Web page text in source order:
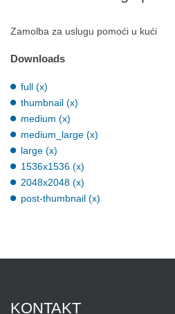
Zamolba za uslugu pomoći u kući
Downloads
full (x)
thumbnail (x)
medium (x)
medium_large (x)
large (x)
1536x1536 (x)
2048x2048 (x)
post-thumbnail (x)
KONTAKT